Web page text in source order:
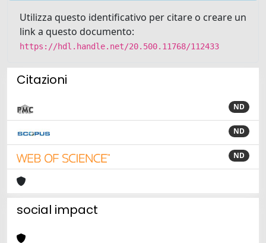
Utilizza questo identificativo per citare o creare un
link a questo documento:
https://hdl.handle.net/20.500.11768/112433
Citazioni
ND
ND
ND
social impact